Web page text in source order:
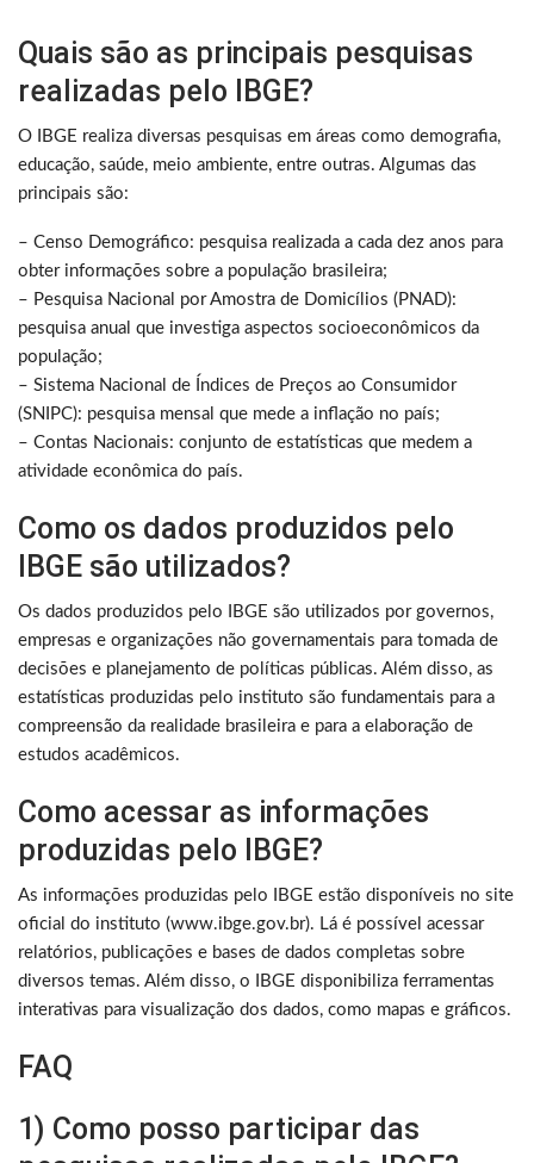
Quais são as principais pesquisas
realizadas pelo IBGE?
O IBGE realiza diversas pesquisas em áreas como demografia,
educação, saúde, meio ambiente, entre outras. Algumas das
principais são:
– Censo Demográfico: pesquisa realizada a cada dez anos para
obter informações sobre a população brasileira;
– Pesquisa Nacional por Amostra de Domicílios (PNAD):
pesquisa anual que investiga aspectos socioeconômicos da
população;
– Sistema Nacional de Índices de Preços ao Consumidor
(SNIPC): pesquisa mensal que mede a inflação no país;
– Contas Nacionais: conjunto de estatísticas que medem a
atividade econômica do país.
Como os dados produzidos pelo
IBGE são utilizados?
Os dados produzidos pelo IBGE são utilizados por governos,
empresas e organizações não governamentais para tomada de
decisões e planejamento de políticas públicas. Além disso, as
estatísticas produzidas pelo instituto são fundamentais para a
compreensão da realidade brasileira e para a elaboração de
estudos acadêmicos.
Como acessar as informações
produzidas pelo IBGE?
As informações produzidas pelo IBGE estão disponíveis no site
oficial do instituto (www.ibge.gov.br). Lá é possível acessar
relatórios, publicações e bases de dados completas sobre
diversos temas. Além disso, o IBGE disponibiliza ferramentas
interativas para visualização dos dados, como mapas e gráficos.
FAQ
1) Como posso participar das